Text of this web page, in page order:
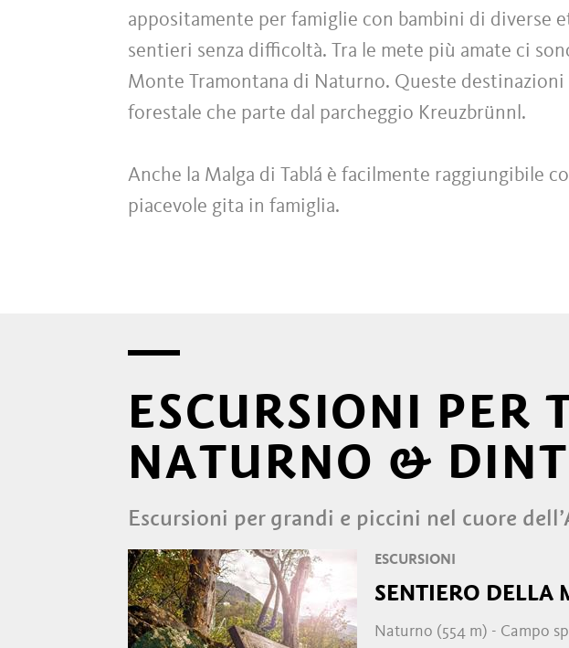
appositamente per famiglie con bambini di diverse
sentieri senza difficoltà. Tra le mete più amate ci
Monte Tramontana di Naturno. Queste
forestale che parte dal parcheggio Kreuzbrünnl.
Anche la Malga di Tablá è facilmente raggiungibile
piacevole gita in famiglia.
ESCURSIONI PER
NATURNO &
Escursioni per grandi e piccini nel cuore
ESCURSIONI
SENTIERO DELLA
Naturno (554 m) - Campo